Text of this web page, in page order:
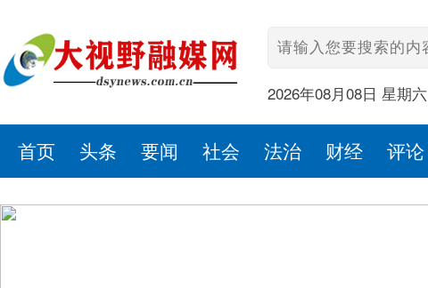
2026年08月08日 星期六
首页 头条 要闻 社会 法治 财经 评论